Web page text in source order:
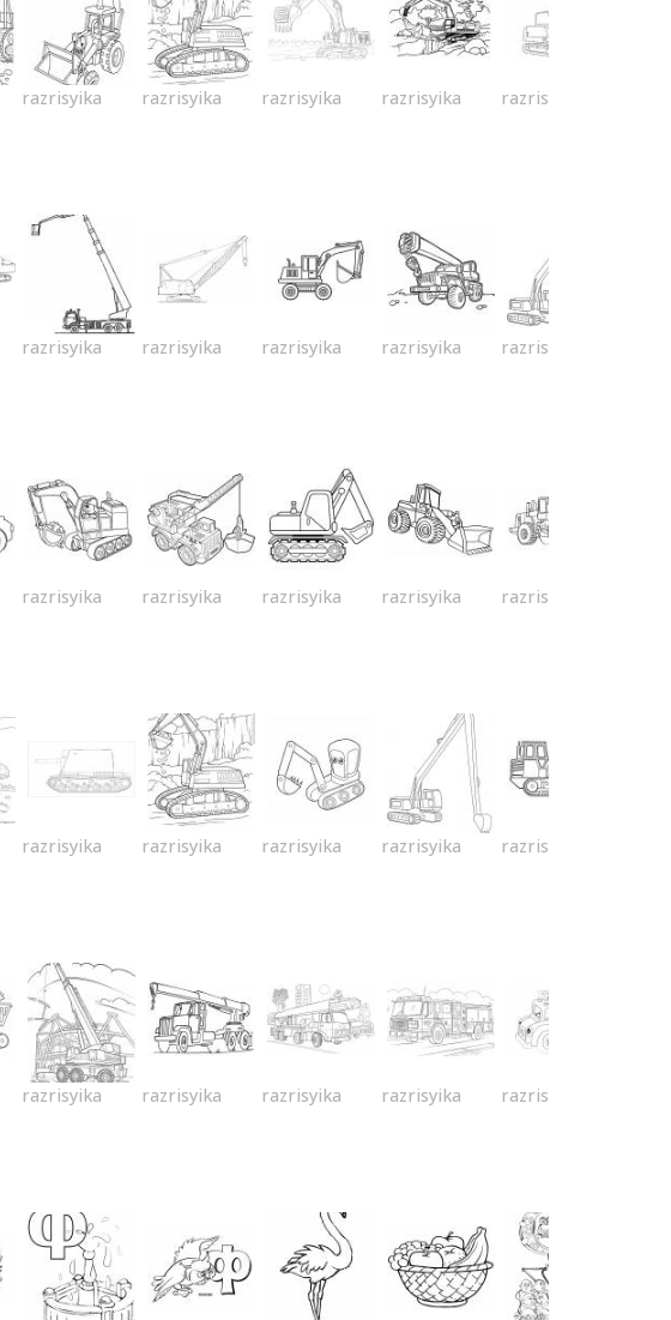
razrisyika razrisyika razrisyika razrisyika razrisyika
razrisyika razrisyika razrisyika razrisyika razrisyika
razrisyika razrisyika razrisyika razrisyika razrisyika
razrisyika razrisyika razrisyika razrisyika razrisyika
razrisyika razrisyika razrisyika razrisyika razrisyika